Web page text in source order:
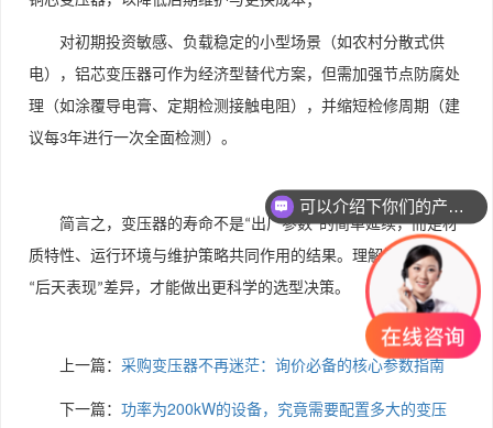
对初期投资敏感、负载稳定的小型场景（如农村分散式供
电），铝芯变压器可作为经济型替代方案，但需加强节点防腐处
理（如涂覆导电膏、定期检测接触电阻），并缩短检修周期（建
议每3年进行一次全面检测）。
简言之，变压器的寿命不是“出厂参数”的简单延续，而是材
质特性、运行环境与维护策略共同作用的结果。理解铜与铝的
“后天表现”差异，才能做出更科学的选型决策。
上一篇： 采购变压器不再迷茫：询价必备的核心参数指南
下一篇： 功率为200kW的设备，究竟需要配置多大的变压
你们是怎么收费的呢